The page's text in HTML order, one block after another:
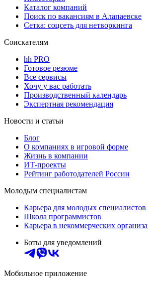
Каталог компаний
Поиск по вакансиям в Алапаевске
Сетка: соцсеть для нетворкинга
Соискателям
hh PRO
Готовое резюме
Все сервисы
Хочу у вас работать
Производственный календарь
Экспертная рекомендация
Новости и статьи
Блог
О компаниях в игровой форме
Жизнь в компании
ИТ-проекты
Рейтинг работодателей России
Молодым специалистам
Карьера для молодых специалистов
Школа программистов
Карьера в некоммерческих
Боты для уведомлений
Мобильное приложение